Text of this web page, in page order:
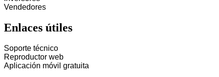
Vendedores
Enlaces útiles
Soporte técnico
Reproductor web
Aplicación móvil gratuita